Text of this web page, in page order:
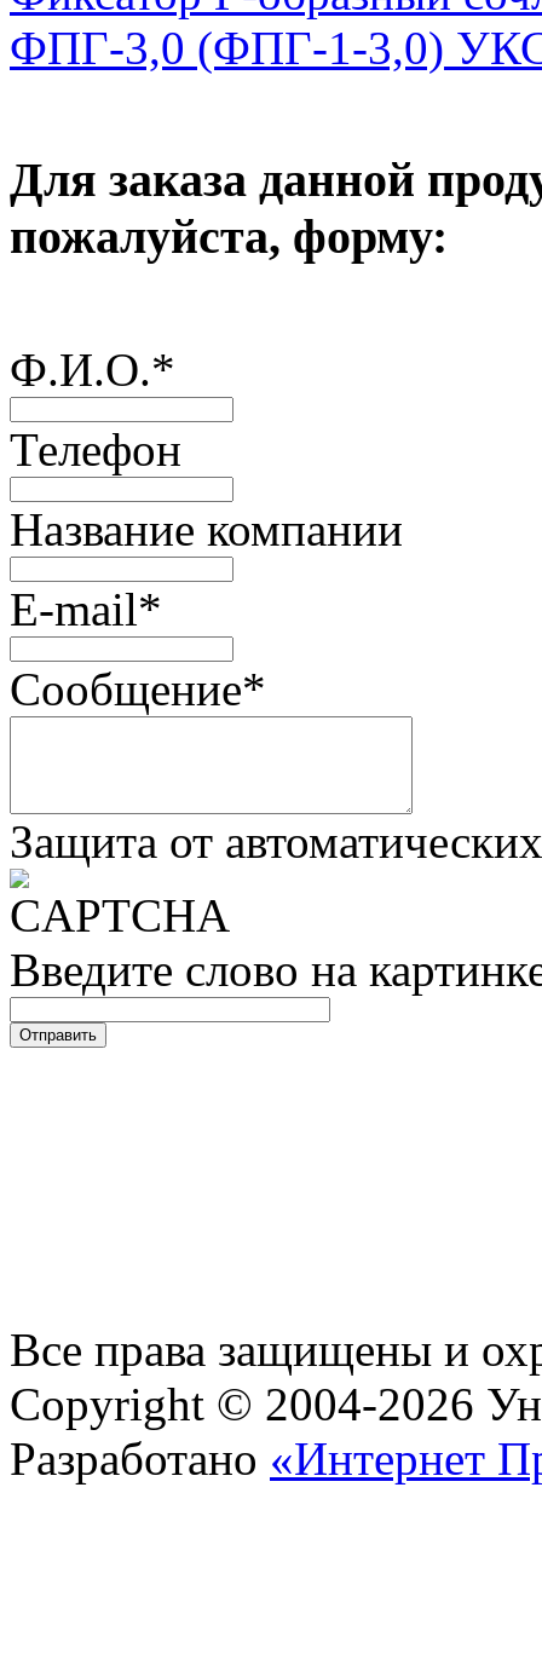
ФПГ-3,0 (ФПГ-1-3,0)
Для заказа данной
пожалуйста, форму:
Ф.И.О.*
Телефон
Название компании
E-mail*
Сообщение*
Защита от
Введите слово на
Все права защищены и
Copyright © 2004-2026
Разработано «Интернет